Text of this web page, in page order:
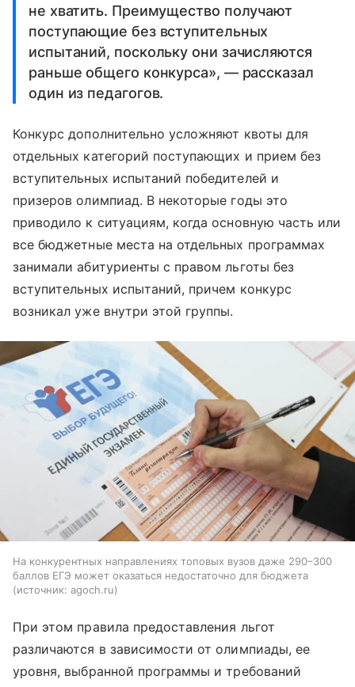
не хватить. Преимущество получают
поступающие без вступительных
испытаний, поскольку они зачисляются
раньше общего конкурса», — рассказал
один из педагогов.
Конкурс дополнительно усложняют квоты для
отдельных категорий поступающих и прием без
вступительных испытаний победителей и
призеров олимпиад. В некоторые годы это
приводило к ситуациям, когда основную часть или
все бюджетные места на отдельных программах
занимали абитуриенты с правом льготы без
вступительных испытаний, причем конкурс
возникал уже внутри этой группы.
На конкурентных направлениях топовых вузов даже 290–300
баллов ЕГЭ может оказаться недостаточно для бюджета
источник: agoch.ru
При этом правила предоставления льгот
различаются в зависимости от олимпиады, ее
уровня, выбранной программы и требований